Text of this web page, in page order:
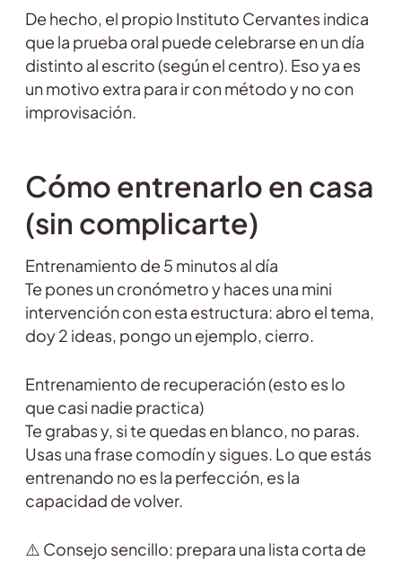
De hecho, el propio Instituto Cervantes indica
que la prueba oral puede celebrarse en un día
distinto al escrito (según el centro). Eso ya es
un motivo extra para ir con método y no con
improvisación.
Cómo entrenarlo en casa
(sin complicarte)
Entrenamiento de 5 minutos al día
Te pones un cronómetro y haces una mini
intervención con esta estructura: abro el tema,
doy 2 ideas, pongo un ejemplo, cierro.
Entrenamiento de recuperación (esto es lo
que casi nadie practica)
Te grabas y, si te quedas en blanco, no paras.
Usas una frase comodín y sigues. Lo que estás
entrenando no es la perfección, es la
capacidad de volver.
⚠️ Consejo sencillo: prepara una lista corta de